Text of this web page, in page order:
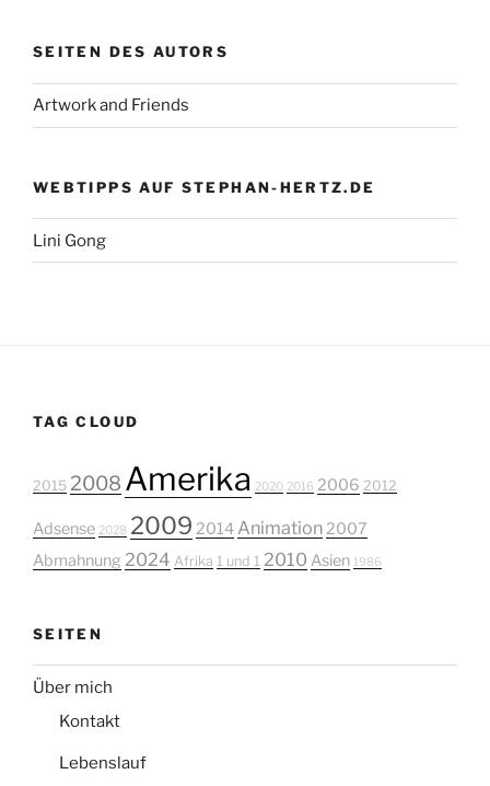
SEITEN DES AUTORS
Artwork and Friends
WEBTIPPS AUF STEPHAN-HERTZ.DE
Lini Gong
TAG CLOUD
2015 2008 Amerika 2020 2016 2006 2012
Adsense 2028 2009 2014 Animation2007
Abmahnung 2024 Afrika 1 und 1 2010 Asien 1986
SEITEN
Über mich
Kontakt
Lebenslauf